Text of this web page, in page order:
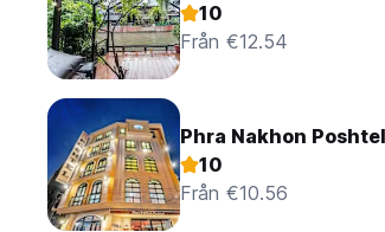
10
Från €12.54
Phra Nakhon Poshtel
10
Från €10.56